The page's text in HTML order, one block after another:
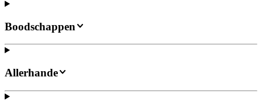
Boodschappen
Allerhande